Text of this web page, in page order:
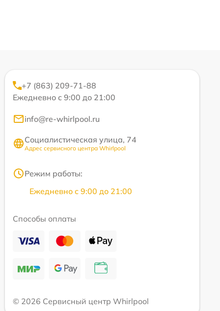
+7 (863) 209-71-88
Ежедневно с 9:00 до 21:00
info@re-whirlpool.ru
Социалистическая улица, 74
Адрес сервисного центра Whirlpool
Режим работы:
Ежедневно с 9:00 до 21:00
Способы оплаты
© 2026 Сервисный центр Whirlpool